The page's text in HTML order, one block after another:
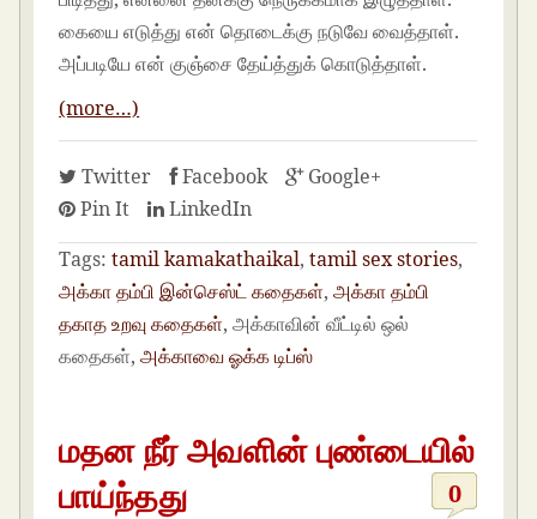
கையை எடுத்து என் தொடைக்கு ‎நடுவே வைத்தாள்.
அப்படியே என் குஞ்சை தேய்த்துக் கொடுத்தாள்.
(more…)
Twitter Facebook
Google+
Pin It
LinkedIn
Tags: tamil kamakathaikal,tamil sex stories,
அக்கா தம்பி இன்செஸ்ட் கதைகள்,அக்கா தம்பி
தகாத உறவு கதைகள், அக்காவின் வீட்டில் ஒல்
கதைகள்,அக்காவை ஓக்க டிப்ஸ்
மதன நீர் அவளின் புண்டையில்
பாய்ந்தது
0